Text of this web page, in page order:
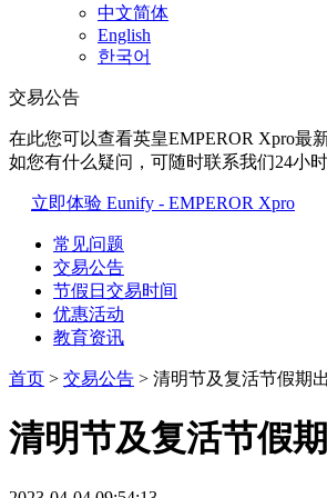
中文简体
English
한국어
交易公告
在此您可以查看英皇EMPEROR Xpro最
如您有什么疑问，可随时联系我们24小时
立即体验 Eunify - EMPEROR Xpro
常见问题
交易公告
节假日交易时间
优惠活动
教育资讯
首页 > 交易公告 > 清明节及复活节假期
清明节及复活节假